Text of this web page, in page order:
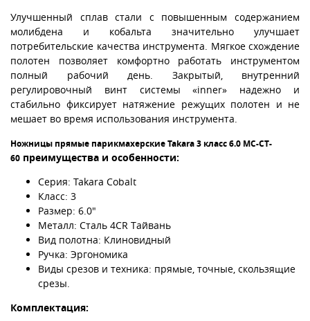
Улучшенный сплав стали с повышенным содержанием
молибдена и кобальта значительно улучшает
потребительские качества инструмента. Мягкое схождение
полотен позволяет комфортно работать инструментом
полный рабочий день. Закрытый, внутренний
регулировочный винт системы «inner» надежно и
стабильно фиксирует натяжение режущих полотен и не
мешает во время использования инструмента.
Ножницы прямые парикмахерские Takara 3 класс 6.0 MC-CT-
60 преимущества и особенности:
Серия: Takara Cobalt
Класс: 3
Размер: 6.0"
Металл: Сталь 4CR Тайвань
Вид полотна: Клиновидный
Ручка: Эргономика
Виды срезов и техника: прямые, точные, скользящие
срезы.
Комплектация: